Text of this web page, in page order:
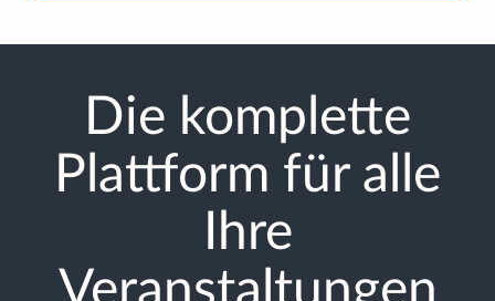
Die komplette
Plattform für alle
Ihre
Veranstaltungen